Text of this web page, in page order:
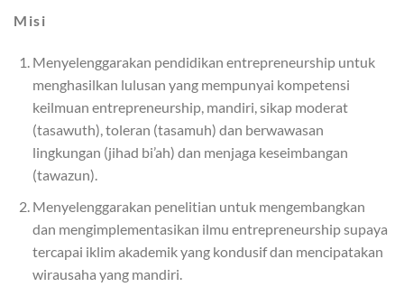
Misi
Menyelenggarakan pendidikan entrepreneurship untuk
menghasilkan lulusan yang mempunyai kompetensi
keilmuan entrepreneurship, mandiri, sikap moderat
(tasawuth), toleran (tasamuh) dan berwawasan
lingkungan (jihad bi’ah) dan menjaga keseimbangan
(tawazun).
Menyelenggarakan penelitian untuk mengembangkan
dan mengimplementasikan ilmu entrepreneurship supaya
tercapai iklim akademik yang kondusif dan mencipatakan
wirausaha yang mandiri.